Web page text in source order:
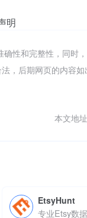
明
性和完整性，同时
，后期网页的内容
本文地
EtsyHunt
专业Etsy数